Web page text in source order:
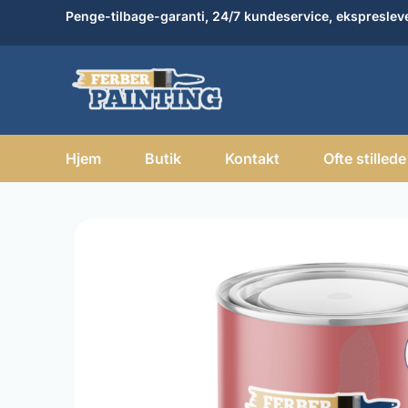
Penge-tilbage-garanti, 24/7 kundeservice,
Hjem Butik Kontakt Ofte